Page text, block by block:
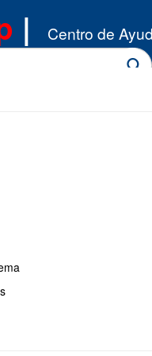
| Centro de
/ 32
medida
de